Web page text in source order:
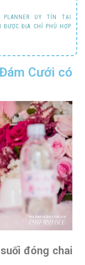
PLANNER UY TÍN TẠI
ĐƯỢC ĐỊA CHỈ PHÙ HỢP
Cưới có
đóng chai